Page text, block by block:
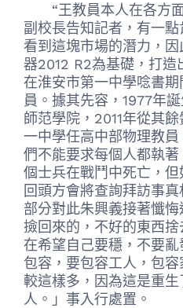
“王教員本人在各方面
副校長告知記者，有一
看到這塊市場的潛力，
器2012 R2為基礎，打造
在淮安市第一中學唸書
員。據其先容，1977年
師范學院，2011年從其
一中學任高中部物理教
們不能要求每個人都執
個士兵在戰鬥中死亡，
回頭方會將查詢拜訪事
部分對此朱興義接著懺
撿回來的，不好的東西
在希望自己要穩，不要
包容，要包容工人，包
較這樣多，因為這是重
人。」事入行處置。